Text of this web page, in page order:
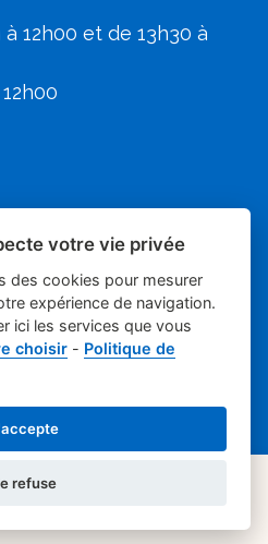
12h00 et de 13h30 à
web et
- Mairie de
- Gestion des cookies
votre vie privée
des cookies pour mesurer
expérience de navigation.
ici les services que vous
choisir - Politique de
refuse